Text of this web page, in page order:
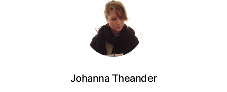
Johanna Theander